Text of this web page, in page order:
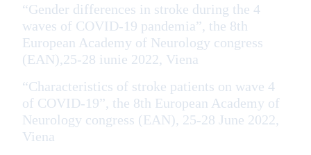
“Gender differences in stroke during the 4
waves of COVID-19 pandemia”, the 8th
European Academy of Neurology congress
(EAN),25-28 iunie 2022, Viena
“Characteristics of stroke patients on wave 4
of COVID-19”, the 8th European Academy of
Neurology congress (EAN), 25-28 June 2022,
Viena